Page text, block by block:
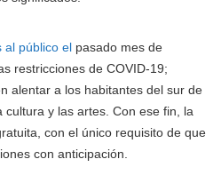
al público el pasado mes de
restricciones de COVID-19;
alentar a los habitantes del sur de
y las artes. Con ese fin, la
con el único requisito de que
con anticipación.